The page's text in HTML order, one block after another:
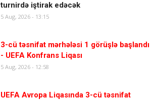
turnirdə iştirak edəcək
5 Aug, 2026 - 13:15
3-cü təsnifat mərhələsi 1 görüşlə başlandı
- UEFA Konfrans Liqası
5 Aug, 2026 - 12:58
UEFA Avropa Liqasında 3-cü təsnifat